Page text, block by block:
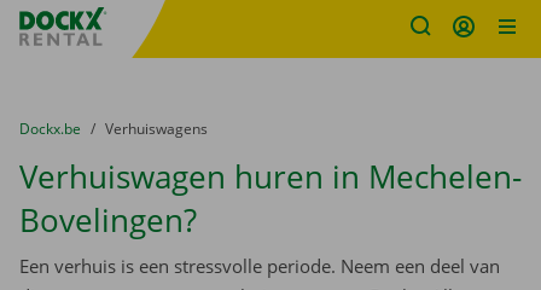
Fratello DEMO
U bevindt zich hier:
van
Dockx.be naar
Verhuiswagens
Verhuiswagen huren in Mechelen-
Bovelingen?
Een verhuis is een stressvolle periode. Neem een deel van